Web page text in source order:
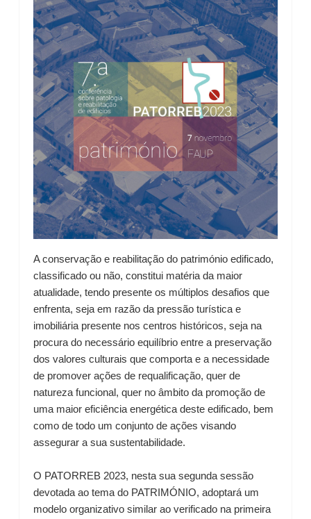
A conservação e reabilitação do património edificado,
classificado ou não, constitui matéria da maior
atualidade, tendo presente os múltiplos desafios que
enfrenta, seja em razão da pressão turística e
imobiliária presente nos centros históricos, seja na
procura do necessário equilíbrio entre a preservação
dos valores culturais que comporta e a necessidade
de promover ações de requalificação, quer de
natureza funcional, quer no âmbito da promoção de
uma maior eficiência energética deste edificado, bem
como de todo um conjunto de ações visando
assegurar a sua sustentabilidade.
O PATORREB 2023, nesta sua segunda sessão
devotada ao tema do PATRIMÓNIO, adoptará um
modelo organizativo similar ao verificado na primeira